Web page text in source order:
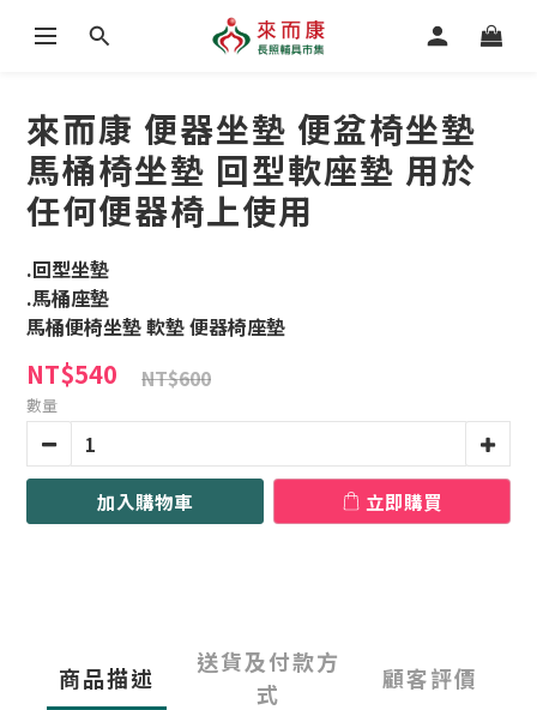
來而康 便器坐墊 便盆椅坐墊
馬桶椅坐墊 回型軟座墊 用於
任何便器椅上使用
.回型坐墊
.馬桶座墊
馬桶便椅坐墊 軟墊 便器椅座墊
NT$540 NT$600
數量
加入購物車 立即購買
商品描述
送貨及付款方
式
顧客評價